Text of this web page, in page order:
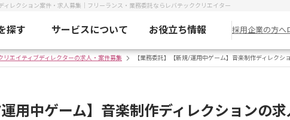
ィレクション案件・求人募集｜フリーランス・業務委託ならレバテッククリエイター
探す サービスについて お役立ち情報 採用企業の方へ
リエイティブディレクターの求人・案件募集 【業務委託】【新規/運用中ゲーム】音楽制作ディレクシ
用中ゲーム】音楽制作ディレクションの